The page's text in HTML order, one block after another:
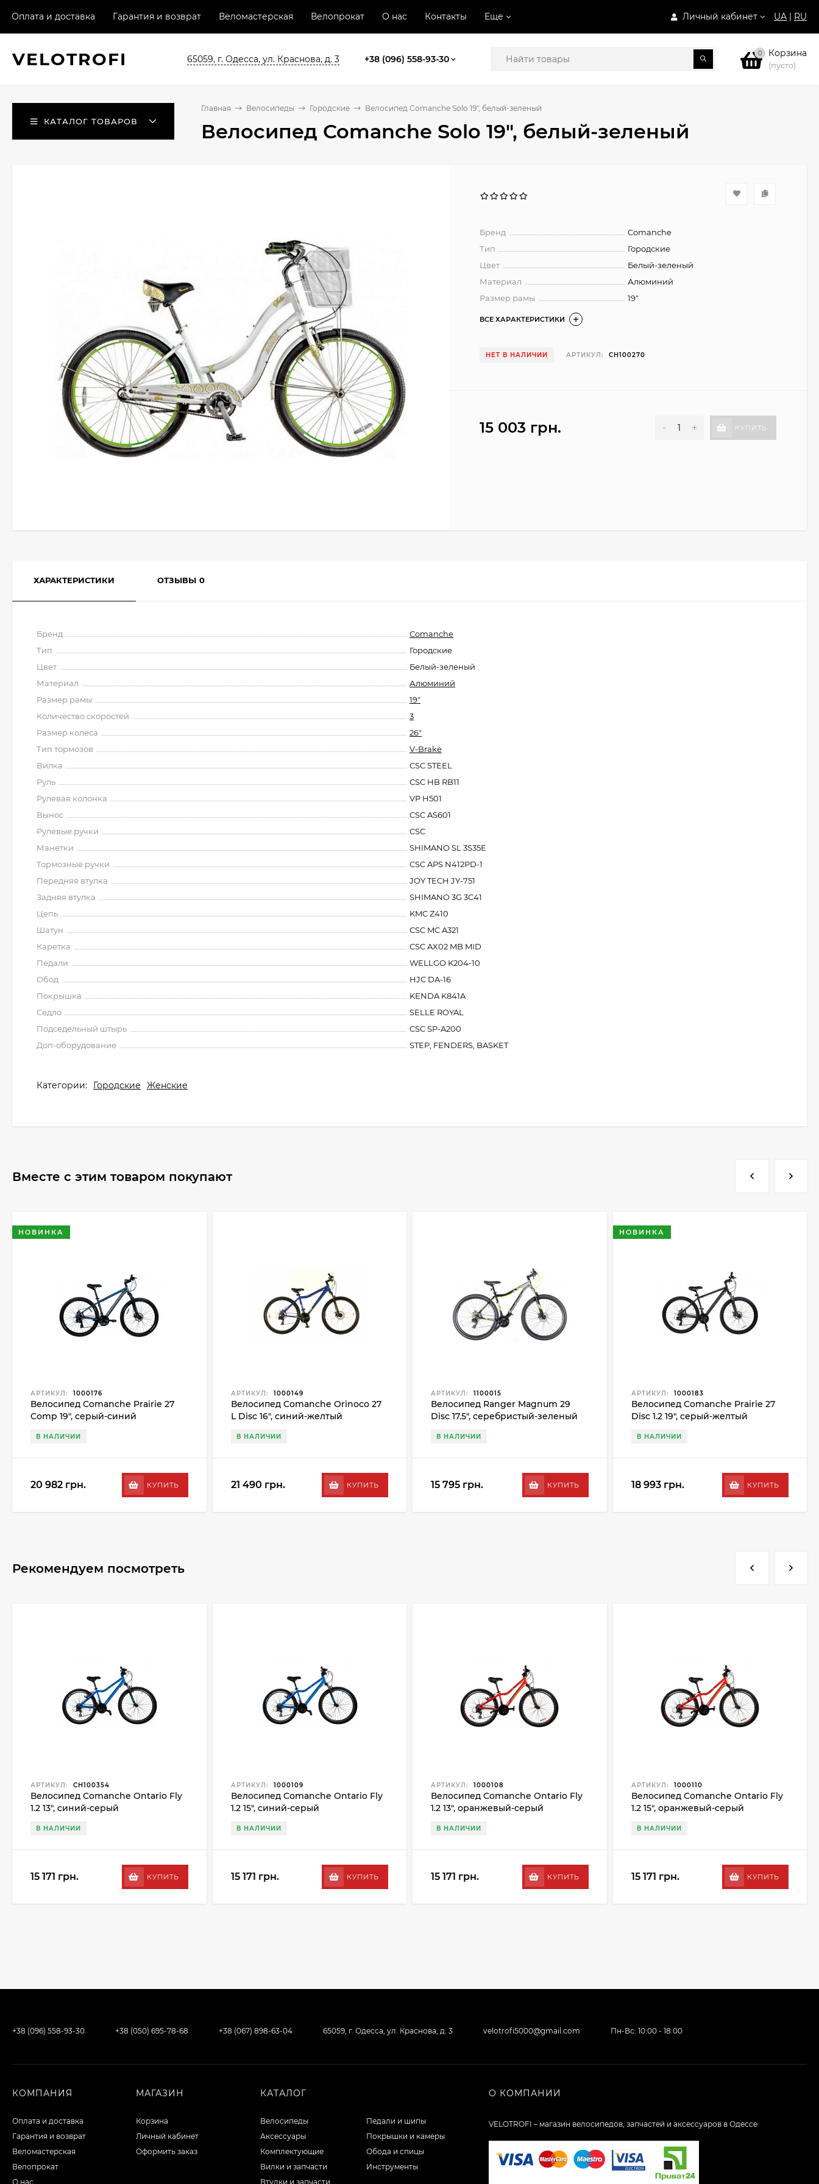
Личный кабинет UA | RU
Оплата и доставка Гарантия и возврат Веломастерская Велопрокат О нас Контакты Еще
VELOTROFI 65059, г. Одесса, ул. Краснова, д. 3 +38 (096) 558-93-30 0 Корзина
(пусто)
КАТАЛОГ ТОВАРОВ
Главная Велосипеды Городские Велосипед Comanche Solo 19", белый-зеленый
Велосипед Comanche Solo 19", белый-зеленый
Бренд
Comanche
Тип
Городские
Цвет
Белый-зеленый
Материал
Алюминий
Размер рамы
19"
ВСЕ ХАРАКТЕРИСТИКИ
НЕТ В НАЛИЧИИ АРТИКУЛ: CH100270
15 003 грн. - + КУПИТЬ
ХАРАКТЕРИСТИКИ ОТЗЫВЫ 0
Бренд
Comanche
Тип
Городские
Цвет
Белый-зеленый
Материал
Алюминий
Размер рамы
19"
Количество скоростей
3
Размер колеса
26"
Тип тормозов
V-Brake
Вилка
CSC STEEL
Руль
CSC HB RB11
Рулевая колонка
VP H501
Вынос
CSC AS601
Рулевые ручки
CSC
Манетки
SHIMANO SL 3S35E
Тормозные ручки
CSC APS N412PD-1
Передняя втулка
JOY TECH JY-751
Задняя втулка
SHIMANO 3G 3C41
Цепь
KMC Z410
Шатун
CSC MC A321
Каретка
CSC AX02 MB MID
Педали
WELLGO K204-10
Обод
HJC DA-16
Покрышка
KENDA K841A
Седло
SELLE ROYAL
Подседельный штырь
CSC SP-A200
Доп-оборудование
STEP, FENDERS, BASKET
Категории: Городские Женские
Вместе с этим товаром покупают
НОВИНКА
АРТИКУЛ: 1000176
Велосипед Comanche Prairie 27
Comp 19", серый-синий
В НАЛИЧИИ
20 982 грн. КУПИТЬ
АРТИКУЛ: 1000149
Велосипед Comanche Orinoco 27
L Disc 16", синий-желтый
В НАЛИЧИИ
21 490 грн. КУПИТЬ
АРТИКУЛ: 1100015
Велосипед Ranger Magnum 29
Disc 17.5", серебристый-зеленый
В НАЛИЧИИ
15 795 грн. КУПИТЬ
НОВИНКА
АРТИКУЛ: 1000183
Велосипед Comanche Prairie 27
Disc 1.2 19", серый-желтый
В НАЛИЧИИ
18 993 грн. КУПИТЬ
Рекомендуем посмотреть
АРТИКУЛ: CH100354
Велосипед Comanche Ontario Fly
1.2 13", синий-серый
В НАЛИЧИИ
15 171 грн. КУПИТЬ
АРТИКУЛ: 1000109
Велосипед Comanche Ontario Fly
1.2 15", синий-серый
В НАЛИЧИИ
15 171 грн. КУПИТЬ
АРТИКУЛ: 1000108
Велосипед Comanche Ontario Fly
1.2 13", оранжевый-серый
В НАЛИЧИИ
15 171 грн. КУПИТЬ
АРТИКУЛ: 1000110
Велосипед Comanche Ontario Fly
1.2 15", оранжевый-серый
В НАЛИЧИИ
15 171 грн. КУПИТЬ
+38 (096) 558-93-30 +38 (050) 695-78-68 +38 (067) 898-63-04 65059, г. Одесса, ул. Краснова, д. 3 velotrofi5000@gmail.com Пн-Вс: 10:00 - 18:00
КОМПАНИЯ
Оплата и доставка
Гарантия и возврат
Веломастерская
Велопрокат
О нас
МАГАЗИН
Корзина
Личный кабинет
Оформить заказ
КАТАЛОГ
Велосипеды
Аксессуары
Комплектующие
Вилки и запчасти
Втулки и запчасти
Педали и шипы
Покрышки и камеры
Обода и спицы
Инструменты
О КОМПАНИИ
VELOTROFI – магазин велосипедов, запчастей и аксессуаров в Одессе